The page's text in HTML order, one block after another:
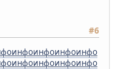
#6
инфоинфоинфоинфо
инфоинфоинфоинфо